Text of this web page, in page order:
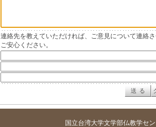
連絡先を教えていただければ、ご意見について連絡
ご安心ください。
国立台湾大学文学部仏教学セ